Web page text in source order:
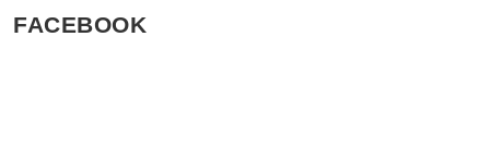
FACEBOOK